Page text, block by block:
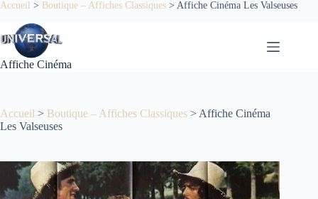
Passer
contenu
Accueil > Boutique – Affiches Classiques > Affiche Cinéma Les Valseuses
Affiche Cinéma
Accueil > Boutique – Affiches Classiques > Affiche Cinéma
Les Valseuses